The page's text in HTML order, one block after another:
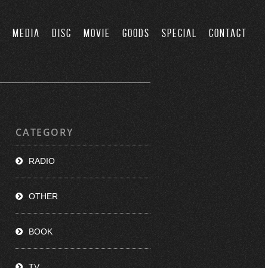
MEDIA DISC MOVIE GOODS SPECIAL CONTACT
CATEGORY
RADIO
OTHER
BOOK